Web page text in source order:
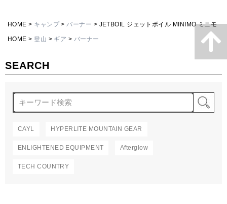
SEARCH
CAYL HYPERLITE MOUNTAIN GEAR
ENLIGHTENED EQUIPMENT Afterglow
TECH COUNTRY
HOME キャンプ バーナー JETBOIL ジェットボイル MINIMO ミニモ
HOME 登山 ギア バーナー